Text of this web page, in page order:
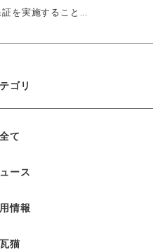
を実施すること...
ゴリ
全て
ース
情報
瓦猫